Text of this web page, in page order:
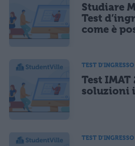
Studiare
Test
come è
TEST D'INGRESSO
Test IMAT
soluzioni
TEST D'INGRESSO